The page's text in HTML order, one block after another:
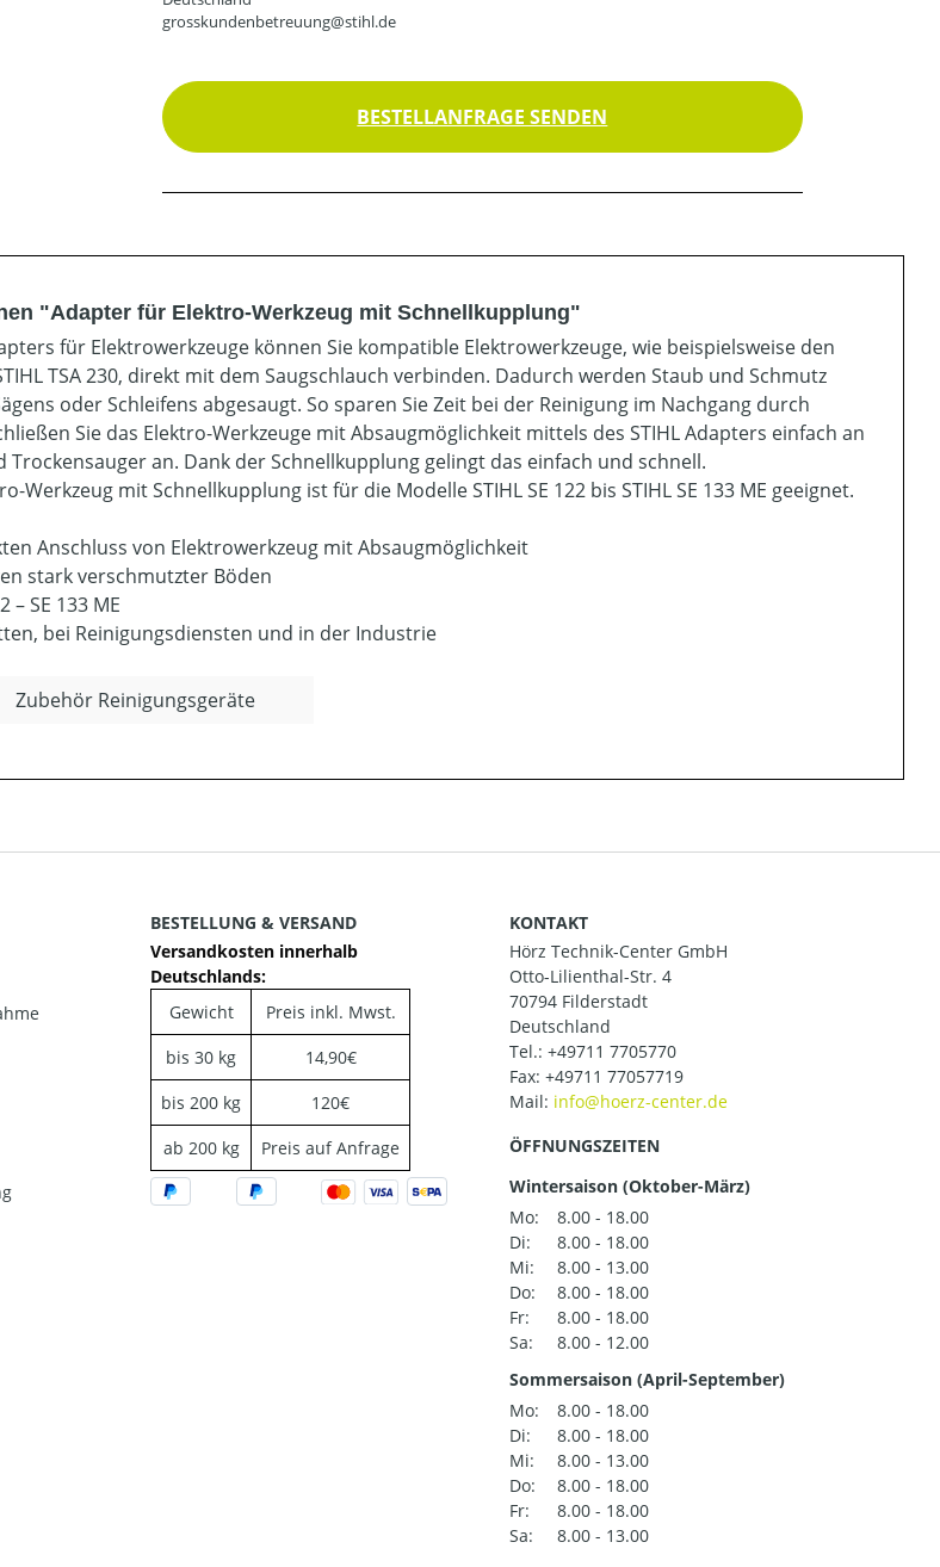
grosskundenbetreuung@stihl.de
BESTELLANFRAGE SENDEN
"Adapter für Elektro-Werkzeug mit Schnellkupplung"
für Elektrowerkzeuge können Sie kompatible Elektrowerkzeuge, wie beispielsweise den
TSA 230, direkt mit dem Saugschlauch verbinden. Dadurch werden Staub und Schmutz
oder Schleifens abgesaugt. So sparen Sie Zeit bei der Reinigung im Nachgang durch
Sie das Elektro-Werkzeuge mit Absaugmöglichkeit mittels des STIHL Adapters einfach an
Trockensauger an. Dank der Schnellkupplung gelingt das einfach und schnell.
Werkzeug mit Schnellkupplung ist für die Modelle STIHL SE 122 bis STIHL SE 133 ME geeignet.
Anschluss von Elektrowerkzeug mit Absaugmöglichkeit
stark verschmutzter Böden
– SE 133 ME
bei Reinigungsdiensten und in der Industrie
Zubehör Reinigungsgeräte
BESTELLUNG & VERSAND
Versandkosten innerhalb
Deutschlands:
Gewicht
Preis inkl. Mwst.
bis 30 kg
14,90€
bis 200 kg
120€
ab 200 kg
Preis auf Anfrage
KONTAKT
Hörz Technik-Center GmbH
Otto-Lilienthal-Str. 4
70794 Filderstadt
Deutschland
Tel.: +49711 7705770
Fax: +49711 77057719
Mail:
ÖFFNUNGSZEITEN
Wintersaison (Oktober-März)
Mo:
8.00 - 18.00
Di:
8.00 - 18.00
Mi:
8.00 - 13.00
Do:
8.00 - 18.00
Fr:
8.00 - 18.00
Sa:
8.00 - 12.00
Sommersaison (April-September)
Mo:
8.00 - 18.00
Di:
8.00 - 18.00
Mi:
8.00 - 13.00
Do:
8.00 - 18.00
Fr:
8.00 - 18.00
Sa:
8.00 - 13.00